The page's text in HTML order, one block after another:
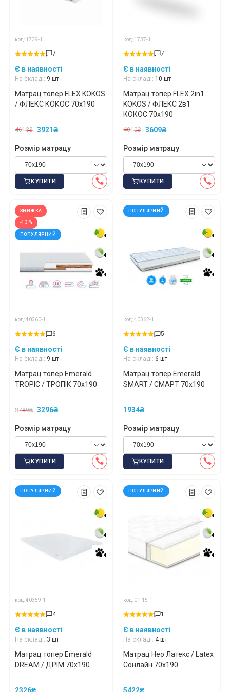
код: 1739-1
7
Є в наявності
На складі: 9 шт
Матрац топер FLEX KOKOS
/ ФЛЕКС КОКОС 70x190
4613₴ 3921₴
Розмір матрацу
КУПИТИ
код: 1737-1
7
Є в наявності
На складі: 10 шт
Матрац топер FLEX 2in1
KOKOS / ФЛЕКС 2в1
КОКОС 70x190
4010₴ 3609₴
Розмір матрацу
КУПИТИ
4
4
4
ЗНИЖКА
-13 %
ПОПУЛЯРНИЙ
код: 40360-1
6
Є в наявності
На складі: 9 шт
4
4
4
Матрац топер Emerald
TROPIC / ТРОПІК 70x190
3789₴ 3296₴
Розмір матрацу
КУПИТИ
4
4
4
ПОПУЛЯРНИЙ
код: 40362-1
5
Є в наявності
На складі: 6 шт
4
4
4
Матрац топер Emerald
SMART / СМАРТ 70x190
1934₴
Розмір матрацу
КУПИТИ
4
4
4
ПОПУЛЯРНИЙ
код: 40359-1
4
Є в наявності
На складі: 3 шт
4
4
4
Матрац топер Emerald
DREAM / ДРІМ 70x190
2326₴
4
4
4
ПОПУЛЯРНИЙ
код: 01-15-1
1
Є в наявності
На складі: 4 шт
4
4
4
Матрац Нео Латекс / Latex
Сонлайн 70x190
5422₴